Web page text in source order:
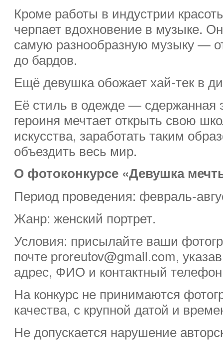
Кроме работы в индустрии
черпает вдохновение в музыке.
самую разнообразную музыку —
до бардов.
Ещё девушка обожает хай-тек в
Её стиль в одежде — сдержанная
героиня мечтает открыть свою
искусства, заработать таким
объездить весь мир.
О фотоконкурсе «Девушка
Период проведения: февраль-
Жанр: женский портрет.
Условия: присылайте ваши
почте proreutov@gmail.com,
адрес, ФИО и контактный
На конкурс не принимаются
качества, с крупной датой и
Не допускается нарушение